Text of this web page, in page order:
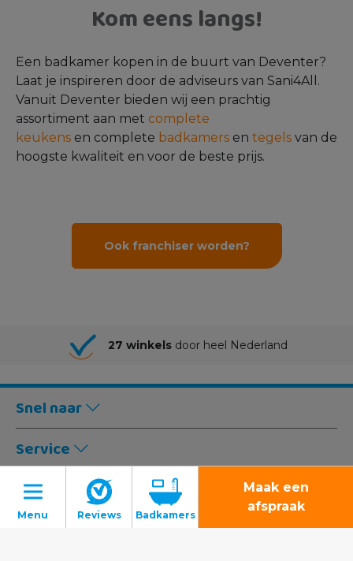
Kom eens langs!
Een badkamer kopen in de buurt van Deventer?
Laat je inspireren door de adviseurs van Sani4All.
Vanuit Deventer bieden wij een prachtig
assortiment aan met complete
keukens en complete badkamers en tegels van de
hoogste kwaliteit en voor de beste prijs.
Ook franchiser worden?
27 winkels door heel Nederland
Snel naar
Service
Winkels
Maak een
afspraak